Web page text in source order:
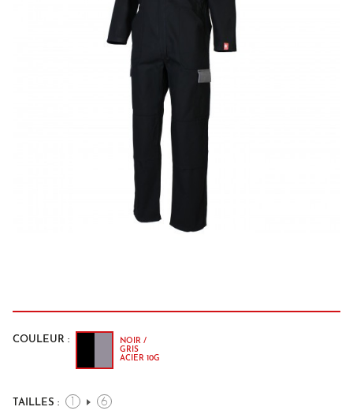
COULEUR :
NOIR /
GRIS
ACIER 10G
TAILLES : 1 6